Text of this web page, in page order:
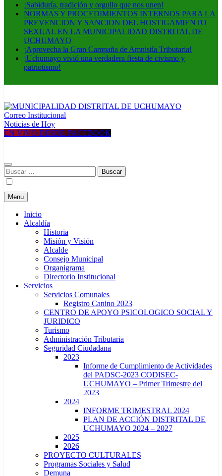
¡Sabiduría, tradición y orgullo que nos unen!
NORMAS Y PROCEDIMIENTOS INTERNOS PARA LA
PREVENCION Y SANCION DEL HOSTIGAMIENTO
SEXUAL EN LA MUNICIPALIDAD DISTRITAL DE
UCHUMAYO
¡Aprovecha la Gran Campaña de Amnistía Tributaria!
¡Uchumayo vivió una verdadera fiesta de civismo y
patriotismo!
MUNICIPALIDAD DISTRITAL DE UCHUMAYO
Construyendo una nueva Historia
Correo Institucional
Noticias de Hoy
EN VIVO DESDE FACEBOOK
Buscar:
Menu
Inicio
Alcaldía
Historia
Misión y Visión
Alcalde
Consejo Municipal
Organigrama
Directorio Institucional
Servicios
Servicios Comunales
Registro Canino 2023
CENTRO DE APOYO PSICOLOGICO SOCIAL Y
JURIDICO
Turismo
Administración Tributaria
Seguridad Ciudadana
2023
Informe de Cumplimiento de Actividades
del PADSC-2023 CODISEC-
UCHUMAYO – Primer Trimestre del
2023
2024
INFORME TRIMESTRAL 2024
PLAN DE ACCIÓN DISTRITAL DE
UCHUMAYO 2024 – 2027
2025
2026
PROYECTO CULTURALES
Programas Sociales y Salud
Demuna